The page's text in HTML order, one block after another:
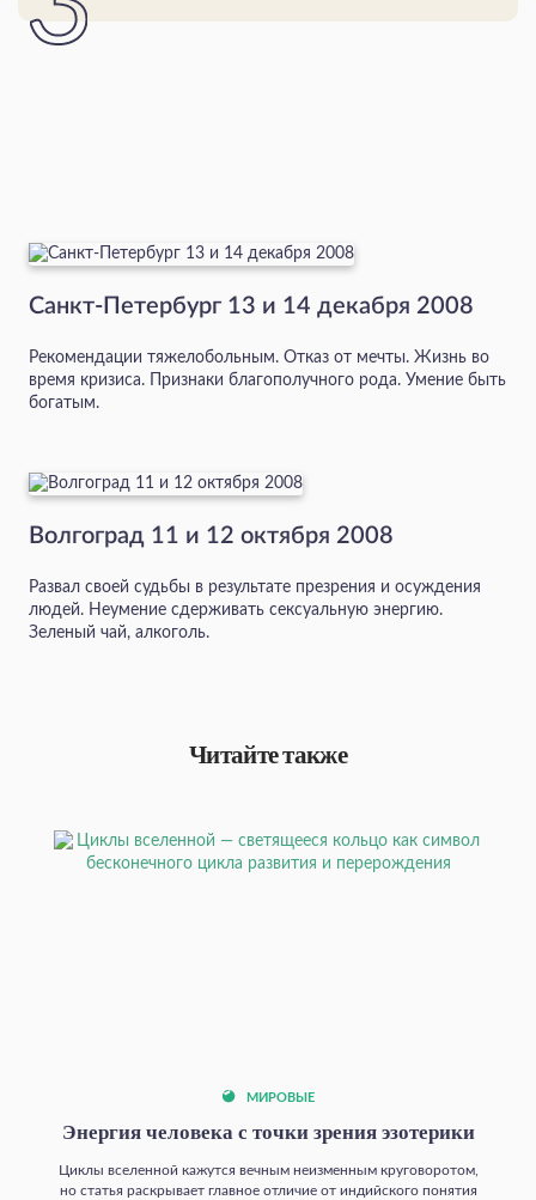
Санкт-Петербург 13 и 14 декабря 2008
Рекомендации тяжелобольным. Отказ от мечты. Жизнь во
время кризиса. Признаки благополучного рода. Умение быть
богатым.
Волгоград 11 и 12 октября 2008
Развал своей судьбы в результате презрения и осуждения
людей. Неумение сдерживать сексуальную энергию.
Зеленый чай, алкоголь.
Читайте также
МИРОВЫЕ
Энергия человека с точки зрения эзотерики
Циклы вселенной кажутся вечным неизменным круговоротом,
но статья раскрывает главное отличие от индийского понятия